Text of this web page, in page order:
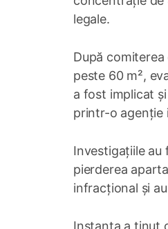
legale.
După
peste 60 m²,
a fost implicat
printr-o agenție
Investigațiile au
pierderea
infracțional și